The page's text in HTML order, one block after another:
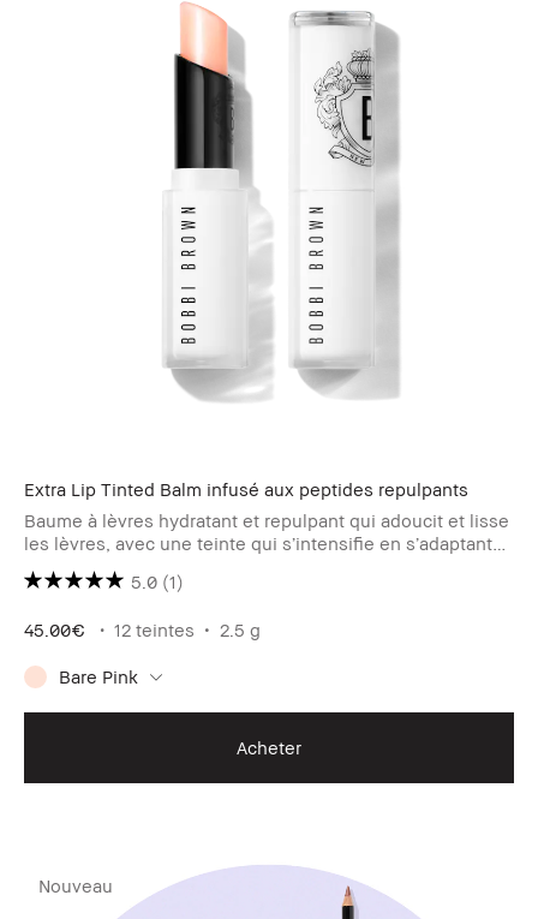
Extra Lip Tinted Balm infusé aux peptides repulpants
Baume à lèvres hydratant et repulpant qui adoucit et lisse
les lèvres, avec une teinte qui s’intensifie en s’adaptant
au pH de vos lèvres.
5.0 (1)
45.00€ 12 teintes 2.5 g
Bare Pink
Acheter
Nouveau